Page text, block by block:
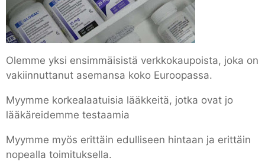
Olemme yksi ensimmäisistä verkkokaupoista, joka on
vakiinnuttanut asemansa koko Euroopassa.
Myymme korkealaatuisia lääkkeitä, jotka ovat jo
lääkäreidemme testaamia
Myymme myös erittäin edulliseen hintaan ja erittäin
nopealla toimituksella.